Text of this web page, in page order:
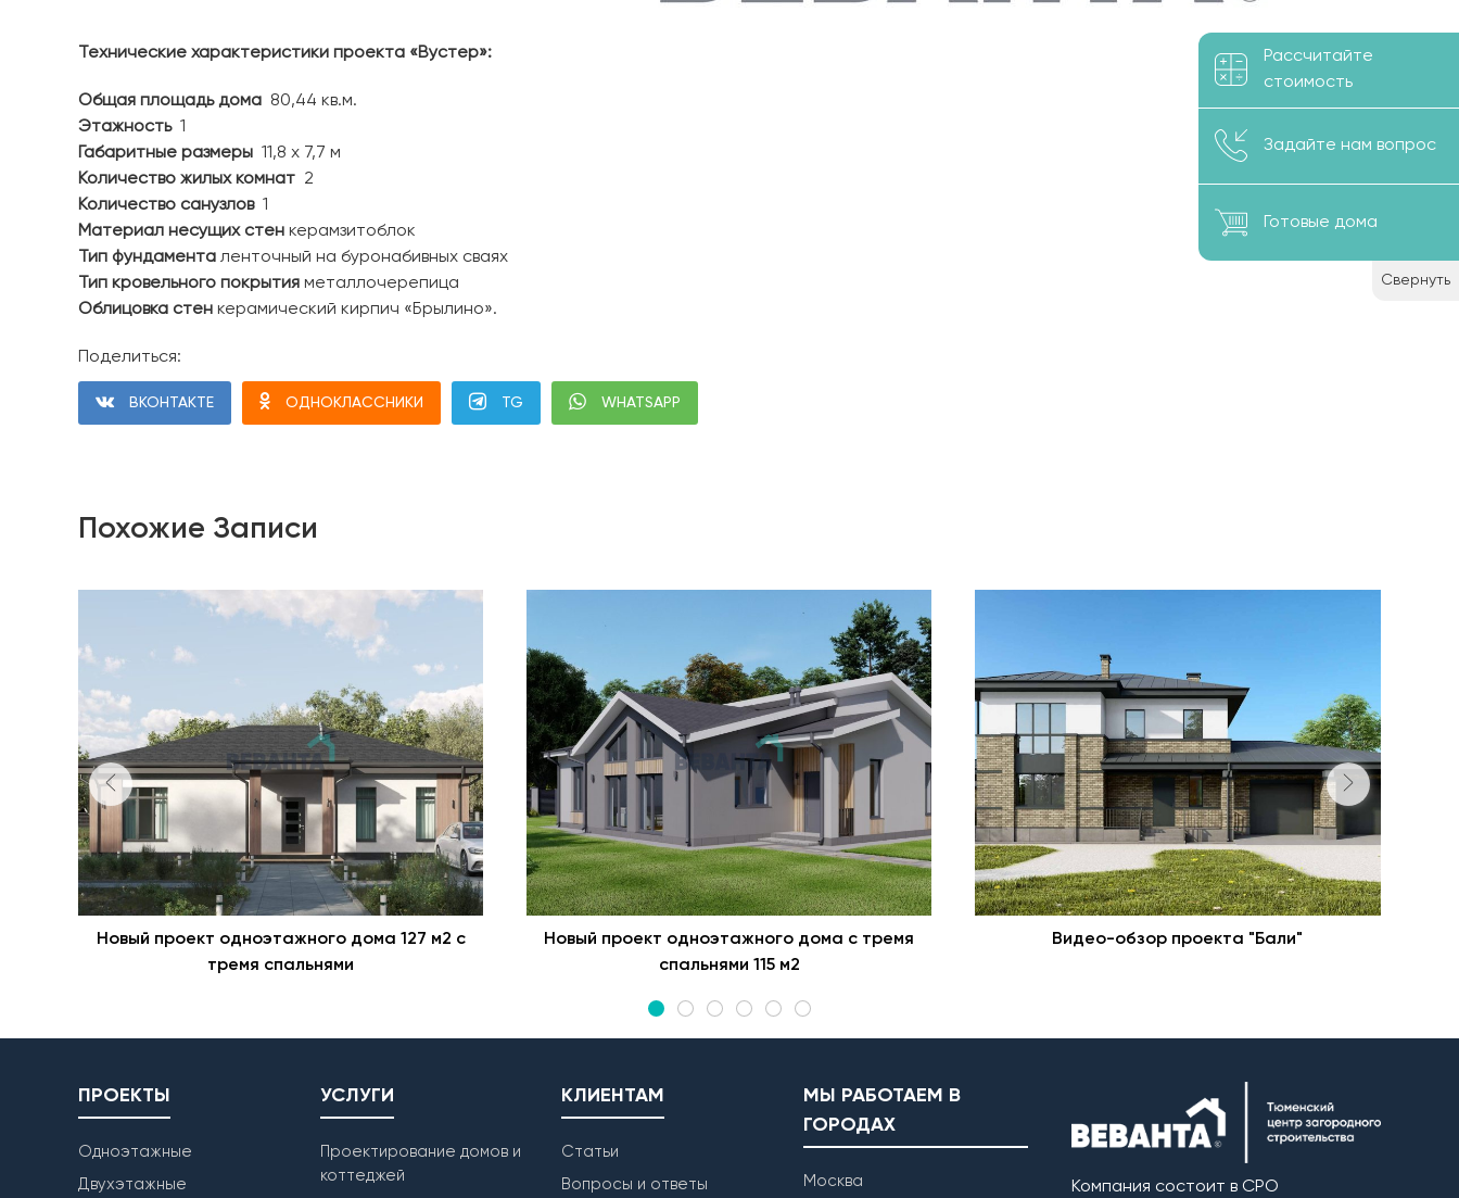
Технические характеристики проекта «Вустер»:
Общая площадь дома 80,44 кв.м.
Этажность1
Габаритные размеры 11,8 х 7,7 м
Количество жилых комнат 2
Количество санузлов1
Материал несущих стен керамзитоблок
Тип фундамента ленточный на буронабивных сваях
Тип кровельного покрытия металлочерепица
Облицовка стен керамический кирпич «Брылино».
Поделиться:
ВКОНТАКТЕ ОДНОКЛАССНИКИ TG WHATSAPP
Похожие Записи
Новый проект одноэтажного дома 127 м2 с
тремя спальнями
Новый проект одноэтажного дома с тремя
спальнями 115 м2
Видео-обзор проекта "Бали"
ПРОЕКТЫ
Одноэтажные
Двухэтажные
УСЛУГИ
Проектирование домов и
коттеджей
КЛИЕНТАМ
Статьи
Вопросы и ответы
МЫ РАБОТАЕМ В
ГОРОДАХ
Москва
Компания состоит в СРО
Рассчитайте
стоимость
Задайте нам вопрос
Готовые дома
Свернуть